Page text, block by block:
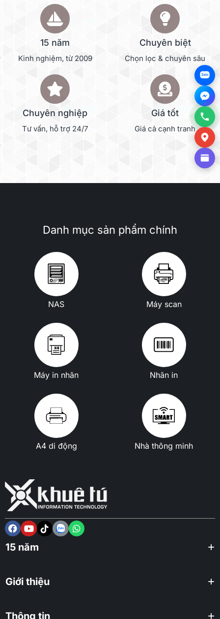
15 năm
Kinh nghiệm, từ 2009
Chuyên biệt
Chọn lọc & chuyên sâu
Chuyên nghiệp
Tư vấn, hỗ trợ 24/7
Giá tốt
Giá cả cạnh tranh
Danh mục sản phẩm chính
NAS Máy scan
Máy in nhãn Nhãn in
A4 di động Nhà thông minh
15 năm
Giới thiệu
Thông tin
Zalo